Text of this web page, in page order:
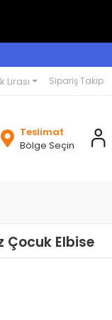
Lirası Sipariş Takip
Teslimat
Bölge Seçin
Çocuk Elbise